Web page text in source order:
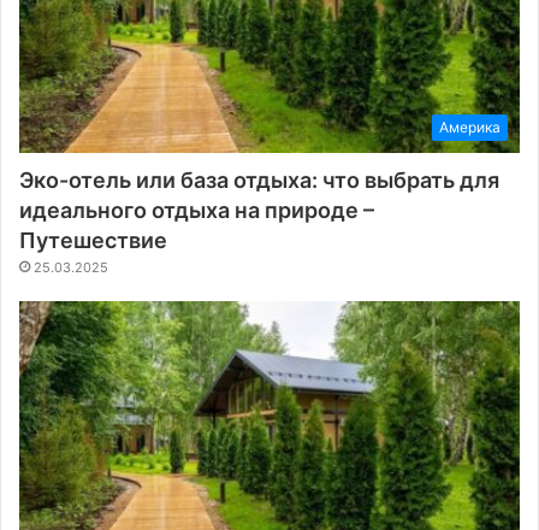
Америка
Эко-отель или база отдыха: что выбрать для
идеального отдыха на природе –
Путешествие
25.03.2025